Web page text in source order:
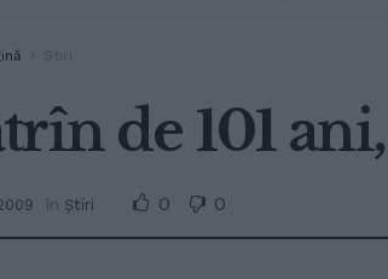
Ştiri
de 101
în Ştiri 0 0